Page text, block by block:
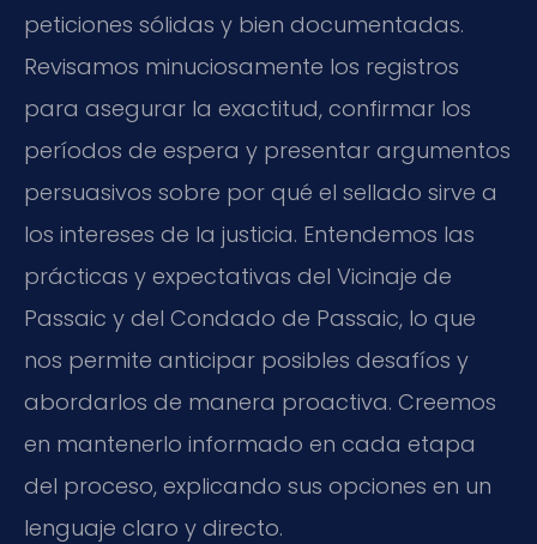
peticiones sólidas y bien documentadas.
Revisamos minuciosamente los registros
para asegurar la exactitud, confirmar los
períodos de espera y presentar argumentos
persuasivos sobre por qué el sellado sirve a
los intereses de la justicia. Entendemos las
prácticas y expectativas del Vicinaje de
Passaic y del Condado de Passaic, lo que
nos permite anticipar posibles desafíos y
abordarlos de manera proactiva. Creemos
en mantenerlo informado en cada etapa
del proceso, explicando sus opciones en un
lenguaje claro y directo.